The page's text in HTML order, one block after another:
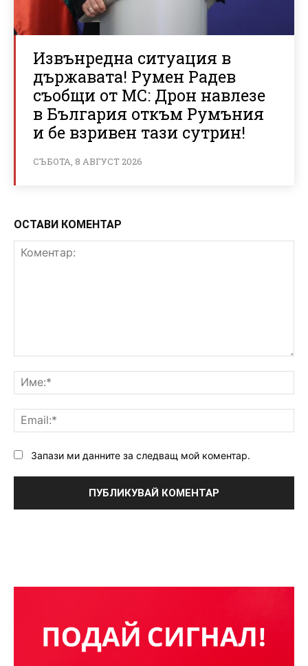
Извънредна ситуация в
държавата! Румен Радев
съобщи от МС: Дрон навлезе
в България откъм Румъния
и бе взривен тази сутрин!
СЪБОТА, 8 АВГУСТ 2026
ОСТАВИ КОМЕНТАР
Запази ми данните за следващ мой коментар.